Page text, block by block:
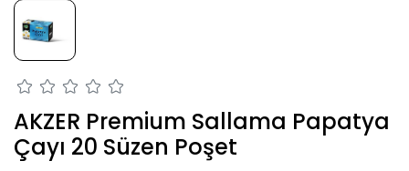
AKZER Premium Sallama Papatya
Çayı 20 Süzen Poşet